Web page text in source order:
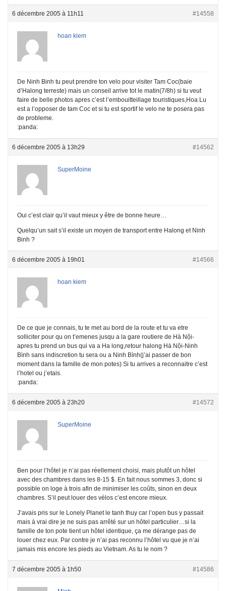
6 décembre 2005 à 11h11 #14558
hoan kiem
De Ninh Binh tu peut prendre ton velo pour visiter Tam Coc(baie
d’Halong terreste) mais un conseil arrive tot le matin(7/8h) si tu veut
faire de belle photos apres c’est l’embouitteillage touristiques,Hoa Lu
est a l’opposer de tam Coc et si tu est sportif le velo ne te posera pas
de probleme.
:panda:
6 décembre 2005 à 13h29 #14562
SuperMoine
Oui c’est clair qu’il vaut mieux y être de bonne heure…
Quelqu’un sait s’il existe un moyen de transport entre Halong et Ninh
Binh ?
6 décembre 2005 à 19h01 #14566
hoan kiem
De ce que je connais, tu te met au bord de la route et tu va etre
solliciter pour qu on t’emenes jusqu a la gare routiere de Hà Nội-
apres tu prend un bus qui va a Ha long,retour halong Hà Nội-Ninh
Bình sans indiscretion tu sera ou a Ninh Bình(j’ai passer de bon
moment dans la famille de mon potes) Si tu arrives a reconnaitre c’est
l’hotel ou j’etais.
:panda:
6 décembre 2005 à 23h20 #14572
SuperMoine
Ben pour l’hôtel je n’ai pas réellement choisi, mais plutôt un hôtel
avec des chambres dans les 8-15 $. En fait nous sommes 3, donc si
possible on loge à trois afin de minimiser les coûts, sinon en deux
chambres. S’il peut louer des vélos c’est encore mieux.
J’avais pris sur le Lonely Planet le tanh thuy car l’open bus y passait
mais à vrai dire je ne suis pas arrêté sur un hôtel particulier…si la
famille de ton pote tient un hôtel identique, ça me dérange pas de
louer chez eux. Par contre je n’ai pas reconnu l’hôtel vu que je n’ai
jamais mis encore les pieds au Vietnam. As tu le nom ?
7 décembre 2005 à 1h50 #14586